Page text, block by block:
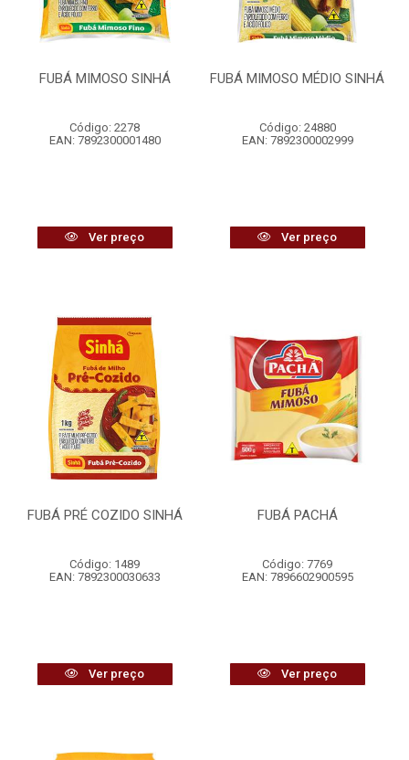
FUBÁ MIMOSO SINHÁ
Código: 2278
EAN: 7892300001480
Ver preço
FUBÁ MIMOSO MÉDIO SINHÁ
Código: 24880
EAN: 7892300002999
Ver preço
FUBÁ PRÉ COZIDO SINHÁ
Código: 1489
EAN: 7892300030633
Ver preço
FUBÁ PACHÁ
Código: 7769
EAN: 7896602900595
Ver preço